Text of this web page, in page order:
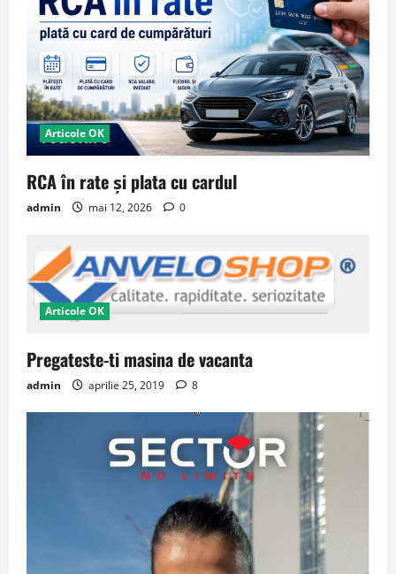
Articole OK
RCA în rate și plata cu cardul
admin mai 12, 2026 0
Articole OK
Pregateste-ti masina de vacanta
admin aprilie 25, 2019 8